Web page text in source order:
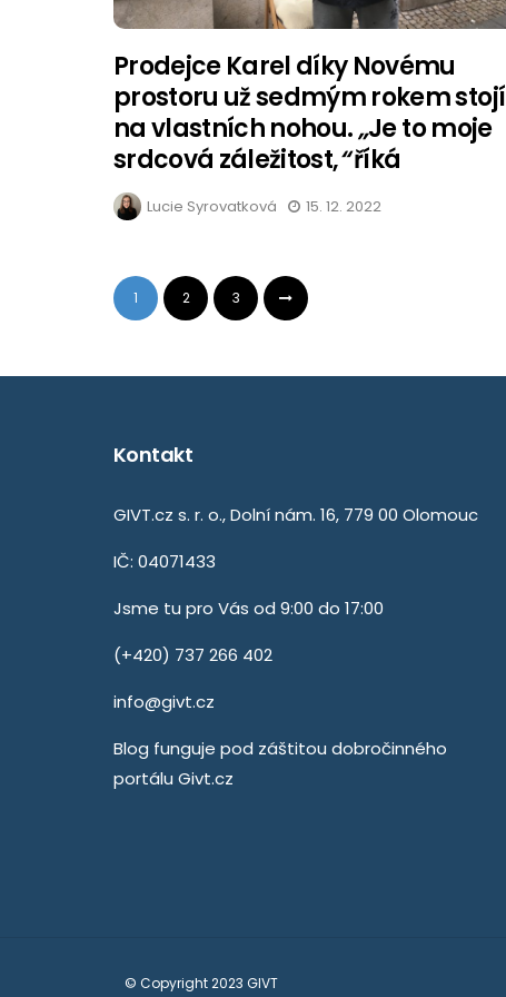
Prodejce Karel díky Novému
prostoru už sedmým rokem stojí
na vlastních nohou.„Je to moje
srdcová záležitost,“říká
Lucie Syrovatková 15. 12. 2022
1 2 3
Kontakt
GIVT.cz s. r. o., Dolní nám. 16, 779 00 Olomouc
IČ: 04071433
Jsme tu pro Vás od 9:00 do 17:00
(+420) 737 266 402
info@givt.cz
Blog funguje pod záštitou dobročinného
portálu Givt.cz
© Copyright 2023 GIVT